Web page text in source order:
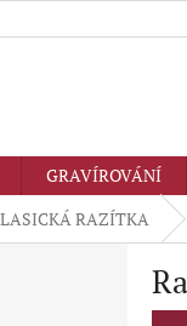
GRAVÍROVÁNÍ
RAZÍTKA